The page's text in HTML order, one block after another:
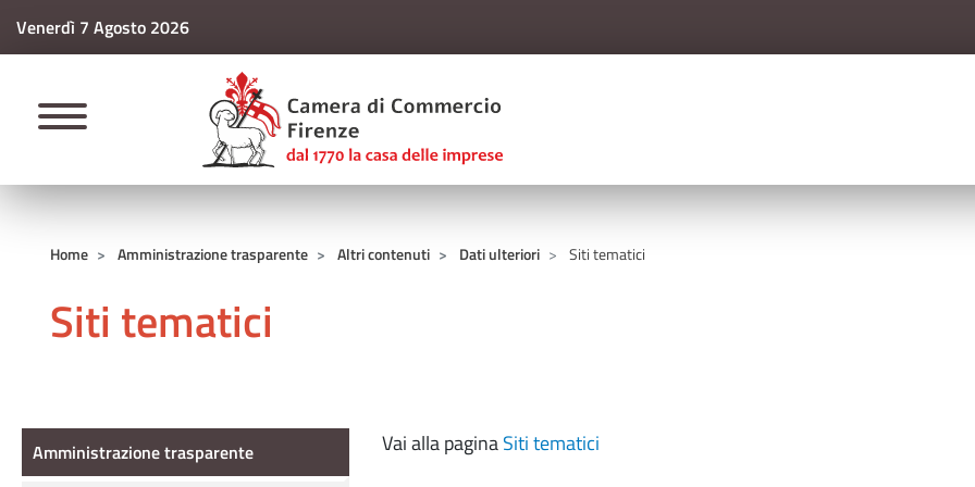
Venerdì 7 Agosto 2026
CAMERE DI COMMERCIO D'ITALIA
Home Amministrazione trasparente Altri contenuti Dati ulteriori Siti tematici
Siti tematici
Vai alla paginaSiti tematici
Amministrazione Trasparente
Amministrazione trasparente